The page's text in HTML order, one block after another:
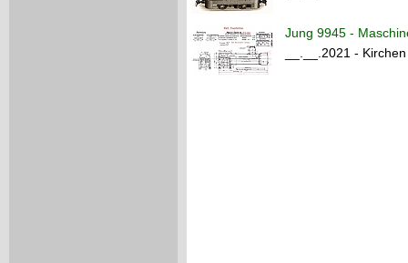
Jung 9945 -
__.__.2021 -